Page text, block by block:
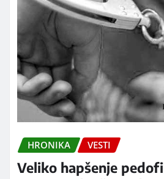
HRONIKA VESTI
Veliko hapšenje